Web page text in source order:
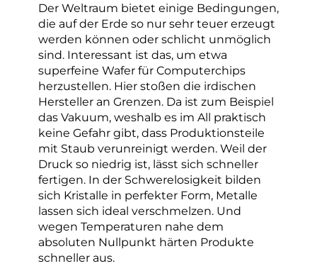
Der Weltraum bietet einige Bedingungen,
die auf der Erde so nur sehr teuer erzeugt
werden können oder schlicht unmöglich
sind. Interessant ist das, um etwa
superfeine Wafer für Computerchips
herzustellen. Hier stoßen die irdischen
Hersteller an Grenzen. Da ist zum Beispiel
das Vakuum, weshalb es im All praktisch
keine Gefahr gibt, dass Produktionsteile
mit Staub verunreinigt werden. Weil der
Druck so niedrig ist, lässt sich schneller
fertigen. In der Schwerelosigkeit bilden
sich Kristalle in perfekter Form, Metalle
lassen sich ideal verschmelzen. Und
wegen Temperaturen nahe dem
absoluten Nullpunkt härten Produkte
schneller aus.